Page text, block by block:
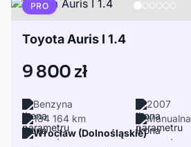
PRO
Toyota Auris I 1.4
9 800 zł
Benzyna
2007
184 164 km
Manualna
Wrocław (Dolnośląskie)